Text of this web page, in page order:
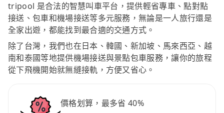
tripool 是合法的智慧叫車平台，提供輕省專車、點對點
接送、包車和機場接送等多元服務，無論是一人旅行還是
全家出遊，都能找到最合適的交通方式。
除了台灣，我們也在日本、韓國、新加坡、馬來西亞、越
南和泰國等地提供機場接送與景點包車服務，讓你的旅程
從下飛機開始就無縫接軌，方便又省心。
價格划算，最多省 40%